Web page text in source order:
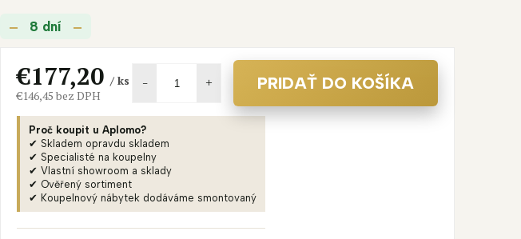
8 dní
0,0
hviezdičiek.
€177,20 / ks
€146,45 bez DPH
PRIDAŤ DO KOŠÍKA
Proč koupit u Aplomo?
✔ Skladem opravdu skladem
✔ Specialisté na koupelny
✔ Vlastní showroom a sklady
✔ Ověřený sortiment
✔ Koupelnový nábytek dodáváme smontovaný